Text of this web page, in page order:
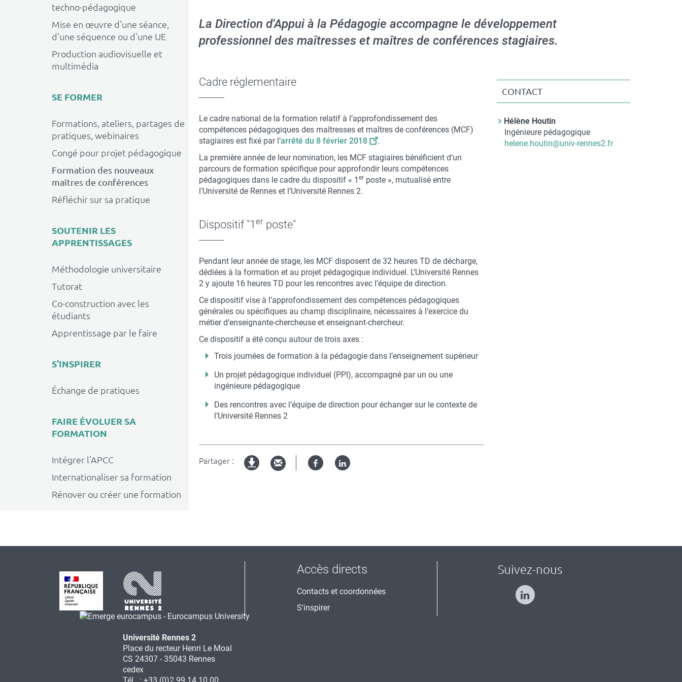
techno-pédagogique
Mise en œuvre d'une séance,
d'une séquence ou d'une UE
Production audiovisuelle et
multimédia
SE FORMER
Formations, ateliers, partages de
pratiques, webinaires
Congé pour projet pédagogique
Formation des nouveaux
maîtres de conférences
Réfléchir sur sa pratique
SOUTENIR LES
APPRENTISSAGES
Méthodologie universitaire
Tutorat
Co-construction avec les
étudiants
Apprentissage par le faire
S'INSPIRER
Échange de pratiques
FAIRE ÉVOLUER SA
FORMATION
Intégrer l'APCC
Internationaliser sa formation
Rénover ou créer une formation
La Direction d'Appui à la Pédagogie accompagne le développement
professionnel des maîtresses et maîtres de conférences stagiaires.
Cadre réglementaire
Le cadre national de la formation relatif à l’approfondissement des
compétences pédagogiques des maîtresses et maîtres de conférences (MCF)
stagiaires est fixé par l’arrêté du 8 février 2018
.
La première année de leur nomination, les MCF stagiaires bénéficient d’un
parcours de formation spécifique pour approfondir leurs compétences
pédagogiques dans le cadre du dispositif « 1 er poste », mutualisé entre
l’Université de Rennes et l’Université Rennes 2.
Dispositif "1 er poste"
Pendant leur année de stage, les MCF disposent de 32 heures TD de décharge,
dédiées à la formation et au projet pédagogique individuel. L’Université Rennes
2 y ajoute 16 heures TD pour les rencontres avec l’équipe de direction.
Ce dispositif vise à l’approfondissement des compétences pédagogiques
générales ou spécifiques au champ disciplinaire, nécessaires à l’exercice du
métier d’enseignante-chercheuse et enseignant-chercheur.
Ce dispositif a été conçu autour de trois axes :
Trois journées de formation à la pédagogie dans l’enseignement supérieur
Un projet pédagogique individuel (PPI), accompagné par un ou une
ingénieure pédagogique
Des rencontres avec l’équipe de direction pour échanger sur le contexte de
l’Université Rennes 2
Partager : FacebookLinked
CONTACT
Nom
du
Hélène Houtin
Ingénieure pédagogique
Courriel
helene.houtin@univ-rennes2.fr
Université Rennes 2
Place du recteur Henri Le Moal
CS 24307 - 35043 Rennes
cedex
Accès directs
Contacts et coordonnées
S'inspirer
Suivez-nous